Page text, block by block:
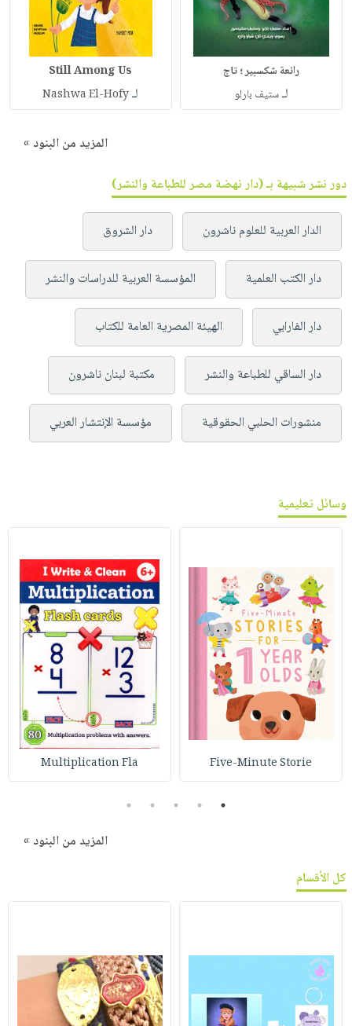
رائعة شكسبير ؛ تاج
لـستيف بارلو
Still Among Us
لـNashwa El-Hofy
المزيد من البنود »
دور نشر شبيهة بـ (دار نهضة مصر للطباعة والنشر)
الدار العربية للعلوم ناشرون دار الشروق
دار الكتب العلمية المؤسسة العربية للدراسات والنشر
دار الفارابي الهيئة المصرية العامة للكتاب
دار الساقي للطباعة والنشر مكتبة لبنان ناشرون
منشورات الحلبي الحقوقية مؤسسة الإنتشار العربي
وسائل تعليمية
Five-Minute Storie
Multiplication Fla
1
2
3
4
5
المزيد من البنود »
كل الأقسام